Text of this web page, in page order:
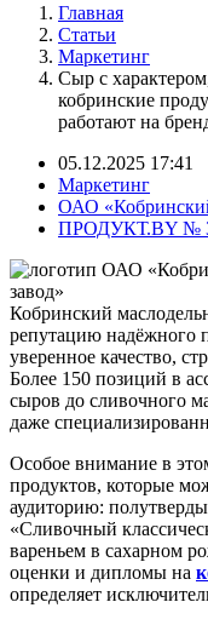
Главная
Статьи
Маркетинг
Сыр с
кобринские
работают на
05.12.2025 17:41
Маркетинг
ОАО
ПРОДУКТ.BY № 3
Кобринский
репутацию надёжного
уверенное качество,
Более 150 позиций в
сыров до сливочного
даже
Особое внимание в
продуктов, которые
аудиторию:
«Сливочный
вареньем в сахарном
оценки и дипломы на
определяет